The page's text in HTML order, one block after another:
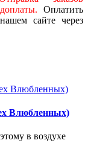
Оплатить
сайте через
Влюбленных)
в воздухе